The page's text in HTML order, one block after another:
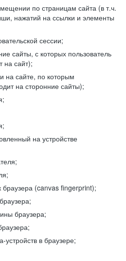
по страницам сайта (в т.ч.
нажатий на ссылки и элементы
сессии;
сайты, с которых пользователь
на сайт);
на сайте, по которым
на сторонние сайты);
на устройстве
браузера (canvas fingerprint);
браузера;
устройств в браузере;